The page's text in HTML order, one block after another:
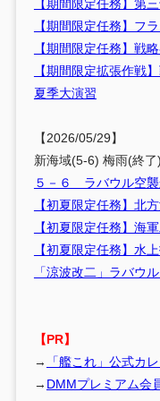
【期間限定任務】第
【期間限定任務】フ
【期間限定任務】戦
【期間限定拡張作戦
夏季大演習
【2026/05/29】
新海域(5-6) 梅雨(終
５－６ ラバウル空襲
【初夏限定任務】北
【初夏限定任務】海
【初夏限定任務】水
「涼波改二」ラバウ
【PR】
→
「艦これ」公式カ
→ DMMプレミアム会